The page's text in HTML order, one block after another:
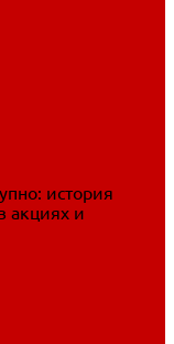
история
акциях и